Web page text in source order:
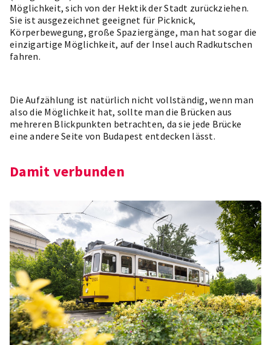
Möglichkeit, sich von der Hektik der Stadt zurückziehen.
Sie ist ausgezeichnet geeignet für Picknick,
Körperbewegung, große Spaziergänge, man hat sogar die
einzigartige Möglichkeit, auf der Insel auch Radkutschen
fahren.
Die Aufzählung ist natürlich nicht vollständig, wenn man
also die Möglichkeit hat, sollte man die Brücken aus
mehreren Blickpunkten betrachten, da sie jede Brücke
eine andere Seite von Budapest entdecken lässt.
Damit verbunden